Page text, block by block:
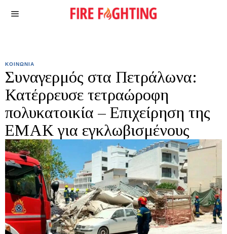
ΚΟΙΝΩΝΙΑ
Συναγερμός στα Πετράλωνα:
Κατέρρευσε τετραώροφη
πολυκατοικία – Επιχείρηση της
ΕΜΑΚ για εγκλωβισμένους